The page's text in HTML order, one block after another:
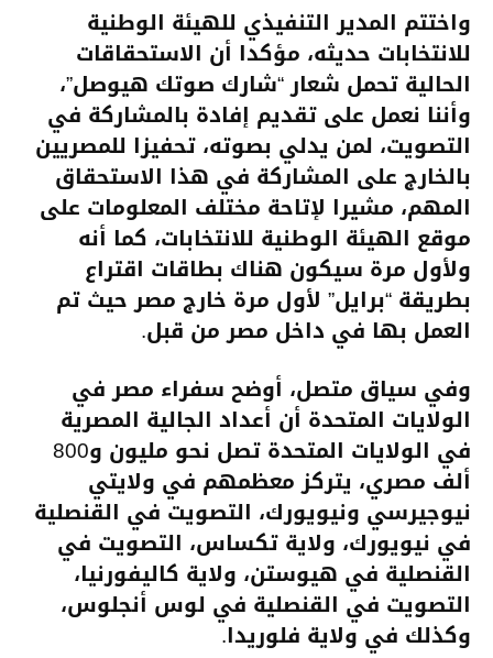
واختتم المدير التنفيذي للهيئة الوطنية
للانتخابات حديثه، مؤكدا أن الاستحقاقات
الحالية تحمل شعار “شارك صوتك هيوصل”،
وأننا نعمل على تقديم إفادة بالمشاركة في
التصويت، لمن يدلي بصوته، تحفيزا للمصريين
بالخارج على المشاركة في هذا الاستحقاق
المهم، مشيرا لإتاحة مختلف المعلومات على
موقع الهيئة الوطنية للانتخابات، كما أنه
ولأول مرة سيكون هناك بطاقات اقتراع
بطريقة “برايل” لأول مرة خارج مصر حيث تم
العمل بها في داخل مصر من قبل.
وفي سياق متصل، أوضح سفراء مصر في
الولايات المتحدة أن أعداد الجالية المصرية
في الولايات المتحدة تصل نحو مليون و800
ألف مصري، يتركز معظمهم في ولايتي
نيوجيرسي ونيويورك، التصويت في القنصلية
في نيويورك، ولاية تكساس، التصويت في
القنصلية في هيوستن، ولاية كاليفورنيا،
التصويت في القنصلية في لوس أنجلوس،
وكذلك في ولاية فلوريدا.